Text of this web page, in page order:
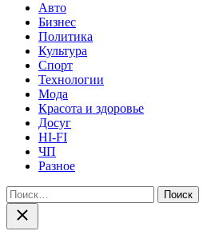
Авто
Бизнес
Политика
Культура
Спорт
Технологии
Мода
Красота и здоровье
Досуг
HI-FI
ЧП
Разное
Найти:
Закрыть
поиск